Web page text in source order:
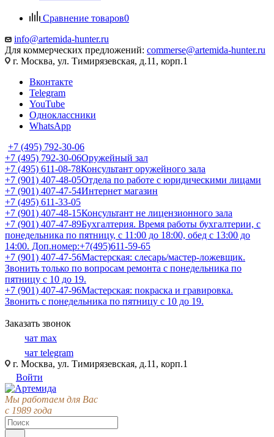
Сравнение товаров0
info@artemida-hunter.ru
Для коммерческих предложений: commerse@artemida-hunter.ru
г. Москва, ул. Тимирязевская, д.11, корп.1
Вконтакте
Telegram
YouTube
Одноклассники
WhatsApp
+7 (495) 792-30-06
+7 (495) 792-30-06Оружейный зал
+7 (495) 611-08-78Консультант оружейного зала
+7 (901) 407-48-05Отдела по работе с юридическими лицами
+7 (901) 407-47-54Интернет магазин
+7 (495) 611-33-05
+7 (901) 407-48-15Консультант не лицензионного зала
+7 (901) 407-47-89Бухгалтерия. Время работы бухгалтерии, с
понедельника по пятницу, с 11:00 до 18:00, обед с 13:00 до
14:00. Доп.номер:+7(495)611-59-65
+7 (901) 407-47-56Мастерская: слесарь/мастер-ложевщик.
Звонить только по вопросам ремонта с понедельника по
пятницу с 10 до 19.
+7 (901) 407-47-96Мастерская: покраска и гравировка.
Звонить с понедельника по пятницу с 10 до 19.
Заказать звонок
чат max
чат telegram
г. Москва, ул. Тимирязевская, д.11, корп.1
Войти
Мы работаем для Вас
с 1989 года